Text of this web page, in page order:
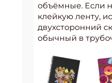
объёмные. Если
клейкую ленту,
двухсторонний
обычный в